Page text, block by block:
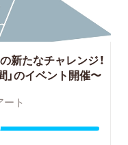
新たなチャレンジ！
」のイベント開催〜
ート